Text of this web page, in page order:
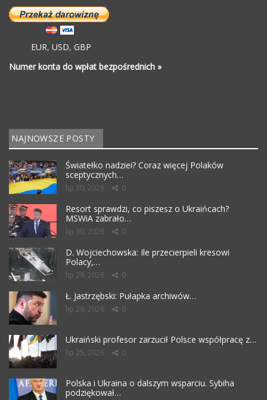
EUR, USD, GBP
Numer konta do wpłat bezpośrednich »
NAJNOWSZE POSTY
Światełko nadziei? Coraz więcej Polaków
sceptycznych…
lip 30, 2026 0
Resort sprawdzi, co piszesz o Ukraińcach?
MSWiA zabrało…
lip 30, 2026 0
D. Wojciechowska: Ile przecierpieli kresowi
Polacy,…
lip 29, 2026 0
Ł. Jastrzębski: Pułapka archiwów…
lip 29, 2026 0
Ukraiński profesor zarzucił Polsce współpracę z…
lip 25, 2026 0
Polska i Ukraina o dalszym wsparciu. Sybiha
podziękował…